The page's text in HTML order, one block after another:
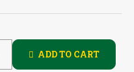
ADD TO CART